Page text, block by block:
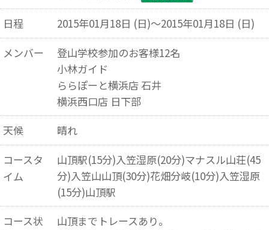
日程
2015年01月18日 (日)～2015年01月18日 (日)
メンバー
登山学校参加のお客様12名
小林ガイド
ららぽーと横浜店 石井
横浜西口店 日下部
天候
晴れ
コースタ
イム
山頂駅(15分)入笠湿原(20分)マナスル山荘(45
分)入笠山山頂(30分)花畑分岐(10分)入笠湿原
(15分)山頂駅
コース状
山頂までトレースあり。